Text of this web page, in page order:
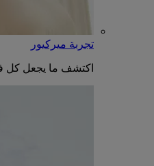
تجربة ميركيور
اكتشف ما يجعل كل